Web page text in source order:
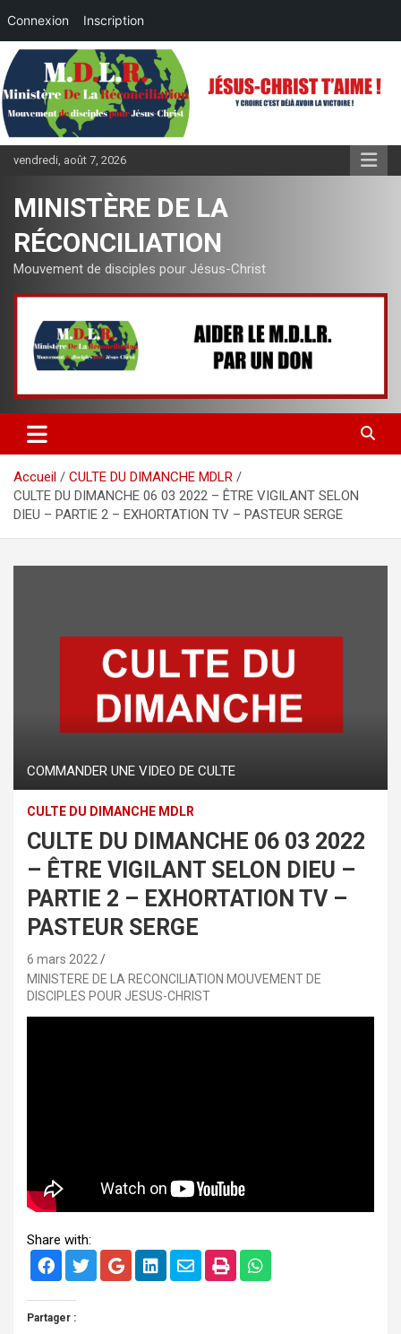
Connexion Inscription
Aller
au
contenu
vendredi, août 7, 2026
MINISTÈRE DE LA
RÉCONCILIATION
Mouvement de disciples pour Jésus-Christ
Accueil
CULTE DU DIMANCHE MDLR
CULTE DU DIMANCHE 06 03 2022 – ÊTRE VIGILANT SELON
DIEU – PARTIE 2 – EXHORTATION TV – PASTEUR SERGE
COMMANDER UNE VIDEO DE CULTE
CULTE DU DIMANCHE MDLR
CULTE DU DIMANCHE 06 03 2022
– ÊTRE VIGILANT SELON DIEU –
PARTIE 2 – EXHORTATION TV –
PASTEUR SERGE
6 mars 2022
MINISTERE DE LA RECONCILIATION MOUVEMENT DE
DISCIPLES POUR JESUS-CHRIST
Share with:
Partager :